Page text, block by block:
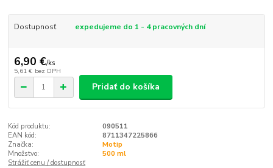
Dostupnosť expedujeme do 1 - 4 pracovných dní
6,90 €/ks
5,61 € bez DPH
Pridať do košíka
Kód produktu:
090511
EAN kód:
8711347225866
Značka:
Motip
Množstvo:
500 ml
Strážiť cenu / dostupnosť